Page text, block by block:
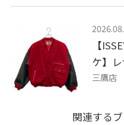
【
ケ】
三鷹店
関連する